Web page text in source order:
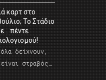
καρτ στο
Το Στάδιο
πέντε
δείχνουν,
στραβός…